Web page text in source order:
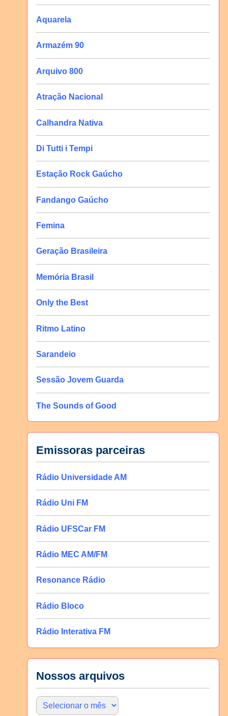
Aquarela
Armazém 90
Arquivo 800
Atração Nacional
Calhandra Nativa
Di Tutti i Tempi
Estação Rock Gaúcho
Fandango Gaúcho
Femina
Geração Brasileira
Memória Brasil
Only the Best
Ritmo Latino
Sarandeio
Sessão Jovem Guarda
The Sounds of Good
Emissoras parceiras
Rádio Universidade AM
Rádio Uni FM
Rádio UFSCar FM
Rádio MEC AM/FM
Resonance Rádio
Rádio Bloco
Rádio Interativa FM
Nossos arquivos